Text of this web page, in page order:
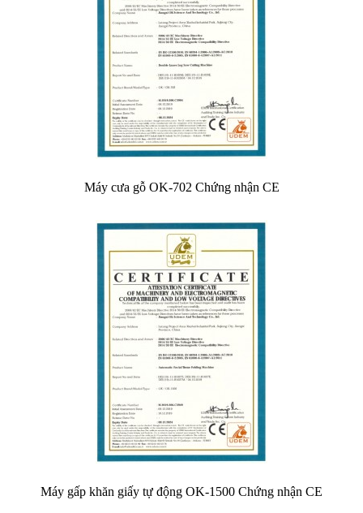
Máy cưa gỗ OK-702 Chứng nhận CE
Máy gấp khăn giấy tự động OK-1500 Chứng nhận CE